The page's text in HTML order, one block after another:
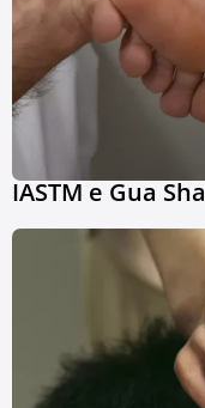
IASTM e Gua Sha